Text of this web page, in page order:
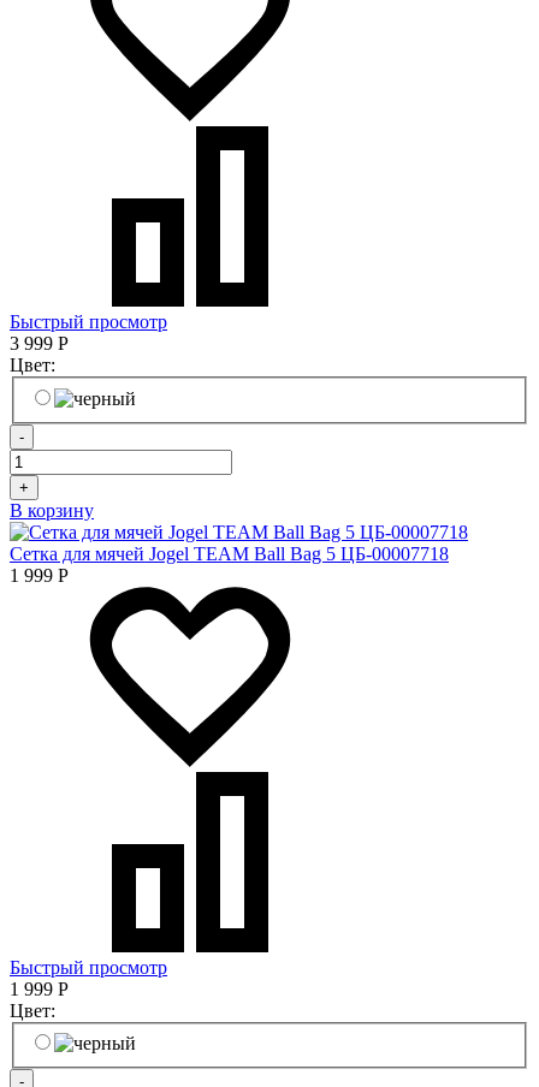
Быстрый просмотр
3 999 Р
Цвет:
-
+
В корзину
Сетка для мячей Jogel TEAM Ball Bag 5 ЦБ-00007718
1 999 Р
Быстрый просмотр
1 999 Р
Цвет:
-